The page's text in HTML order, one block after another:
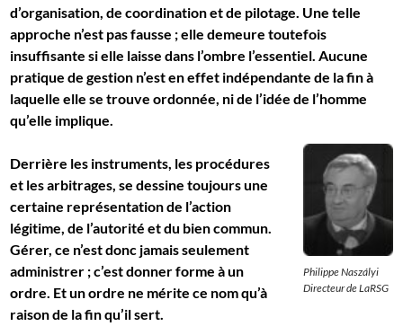
d’organisation, de coordination et de pilotage. Une telle
approche n’est pas fausse ; elle demeure toutefois
insuffisante si elle laisse dans l’ombre l’essentiel. Aucune
pratique de gestion n’est en effet indépendante de la fin à
laquelle elle se trouve ordonnée, ni de l’idée de l’homme
qu’elle implique.
Philippe Naszályi
Directeur de LaRSG
Derrière les instruments, les procédures
et les arbitrages, se dessine toujours une
certaine représentation de l’action
légitime, de l’autorité et du bien commun.
Gérer, ce n’est donc jamais seulement
administrer ; c’est donner forme à un
ordre. Et un ordre ne mérite ce nom qu’à
raison de la fin qu’il sert.